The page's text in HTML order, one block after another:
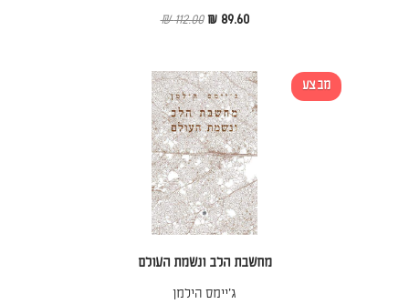
89.60 ₪
112.00 ₪
מחשבת הלב ונשמת העולם
ג׳יימס הילמן
מבצע